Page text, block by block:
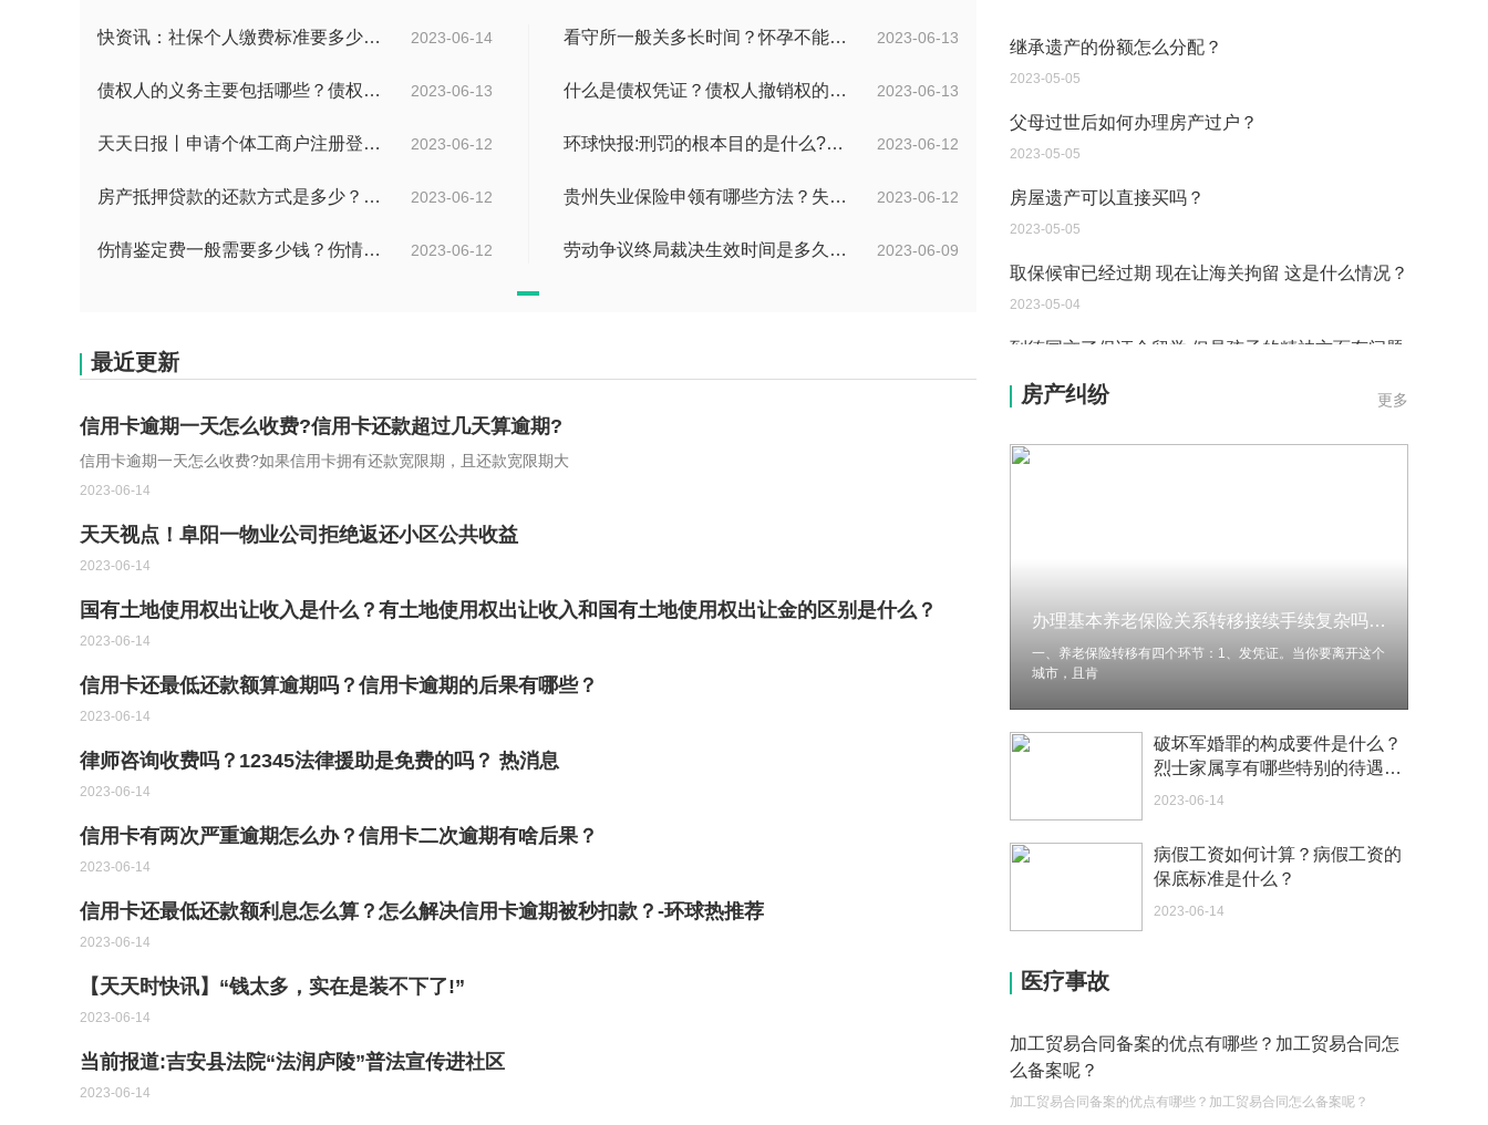
2023-06-14
快资讯：社保个人缴费标准要多少？个人社保怎么缴费？ 2023-06-13
看守所一般关多长时间？怀孕不能送看守所吗？ 焦点报道
2023-06-13
债权人的义务主要包括哪些？债权人的会议有哪些？-天天消息 2023-06-13
什么是债权凭证？债权人撤销权的行使和期限是多久？ 世界球精选
2023-06-12
天天日报丨申请个体工商户注册登记应当提交哪些文件？个体工商户条例第八条是什么？ 2023-06-12
环球快报:刑罚的根本目的是什么?刑法和刑罚有区别吗?
2023-06-12
房产抵押贷款的还款方式是多少？房屋抵押合同书模板是怎样的？ 2023-06-12
贵州失业保险申领有哪些方法？失业保险的申请方法分为几种？
2023-06-12
伤情鉴定费一般需要多少钱？伤情鉴定多久能做？ 2023-06-09
劳动争议终局裁决生效时间是多久？劳动争议终局裁决可以起诉吗？
最近更新
信用卡逾期一天怎么收费?信用卡还款超过几天算逾期?
信用卡逾期一天怎么收费?如果信用卡拥有还款宽限期，且还款宽限期大
2023-06-14
天天视点！阜阳一物业公司拒绝返还小区公共收益
2023-06-14
国有土地使用权出让收入是什么？有土地使用权出让收入和国有土地使用权出让金的区别是什么？
2023-06-14
信用卡还最低还款额算逾期吗？信用卡逾期的后果有哪些？
2023-06-14
律师咨询收费吗？12345法律援助是免费的吗？ 热消息
2023-06-14
信用卡有两次严重逾期怎么办？信用卡二次逾期有啥后果？
2023-06-14
信用卡还最低还款额利息怎么算？怎么解决信用卡逾期被秒扣款？-环球热推荐
2023-06-14
【天天时快讯】“钱太多，实在是装不下了!”
2023-06-14
当前报道:吉安县法院“法润庐陵”普法宣传进社区
2023-06-14
父母过世后如何办理房产过户？
2023-05-05
房屋遗产可以直接买吗？
2023-05-05
取保候审已经过期 现在让海关拘留 这是什么情况？
2023-05-04
到德国交了保证金留学 但是孩子的精神方面有问题
保证金可以拿回来吗？
2023-05-04
您好：请问从国外进口的费钢税率是多少？非常感
我可以在苏州申请护照吗？我所在的地方是云南
2023-05-04
办？
如何续签居住证 我的1月7日到期
中介说商务签转工作签证合法吗 应该向哪个国家机
你好 我需要申请去美国结婚的签证 过程是什么？
代理权的产生原因是什么？当我国没有外贸经营权
的企业委托外贸公司进出口贸易时，相关当事人的
权利和责任是什么？
更多
房产纠纷
办理基本养老保险关系转移接续手续复杂吗？养老保险转移的环节有哪些？
一、养老保险转移有四个环节：1、发凭证。当你要离开这个
城市，且肯
破坏军婚罪的构成要件是什么？
烈士家属享有哪些特别的待遇？
抚恤金如何领取？_观察
2023-06-14
病假工资如何计算？病假工资的
保底标准是什么？
2023-06-14
医疗事故
加工贸易合同备案的优点有哪些？加工贸易合同怎
么备案呢？
加工贸易合同备案的优点有哪些？加工贸易合同怎么备案呢？